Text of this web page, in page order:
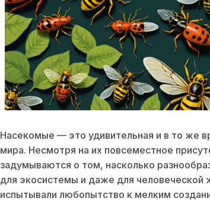
Насекомые — это удивительная и в то же
мира. Несмотря на их повсеместное
задумываются о том, насколько
для экосистемы и даже для человеческой
испытывали любопытство к мелким